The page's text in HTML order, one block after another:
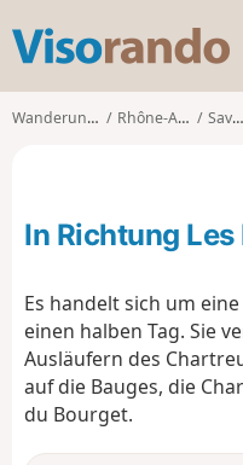
s
o
o
Wanderungen Rhône-Alpes Savoie
In Richtung
Es handelt sich um
einen halben Tag. Sie
Ausläufern des
auf die Bauges, die
du Bourget.